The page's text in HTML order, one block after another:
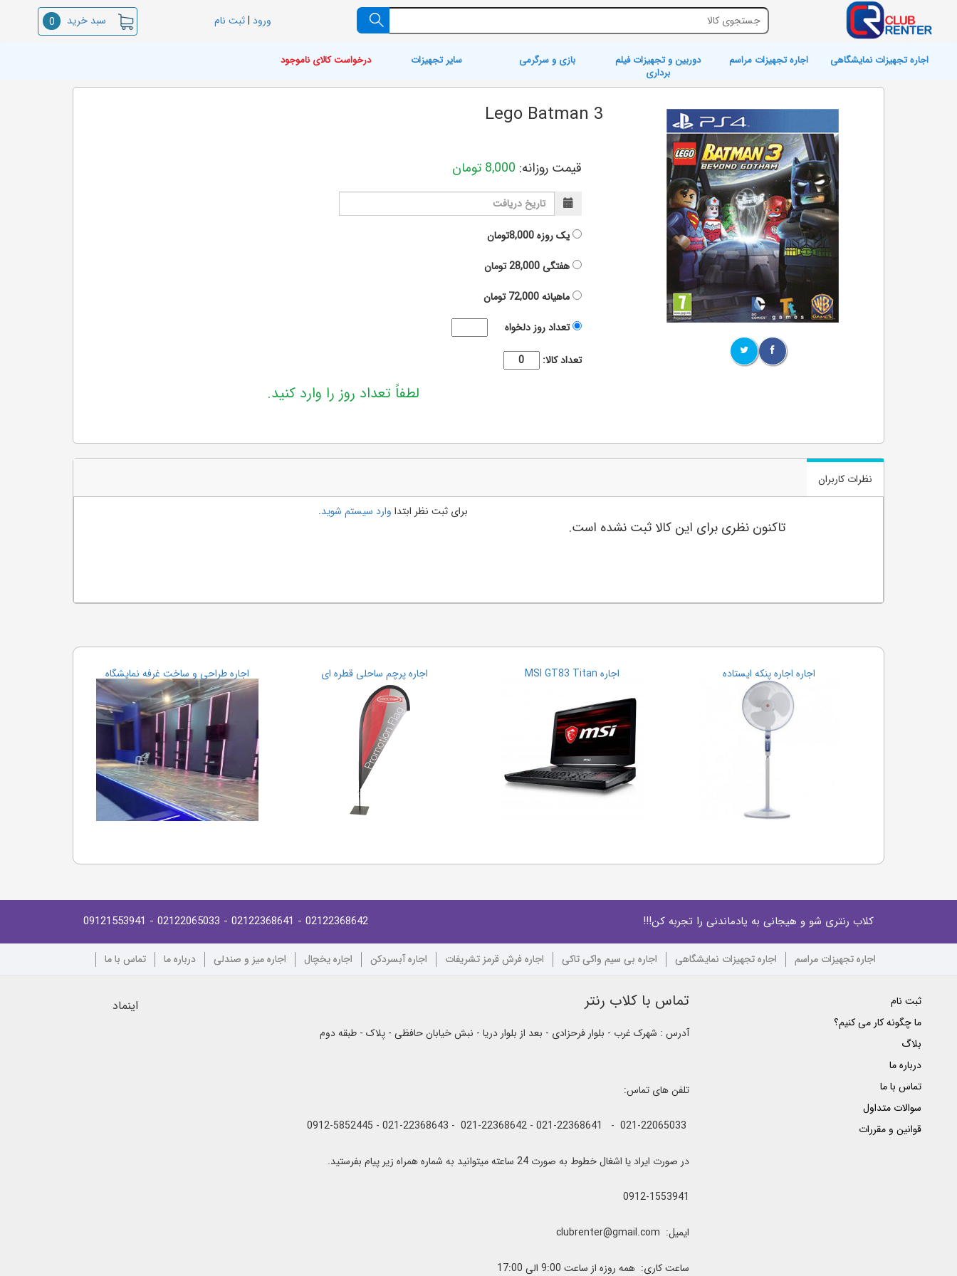
ورود |ثبت نام سبد خرید 0
اجاره تجهیزات نمایشگاهی اجاره تجهیزات مراسم
دوربین و تجهیزات فیلم
برداری
بازی و سرگرمی سایر تجهیزات درخواست کالای ناموجود
Lego Batman 3
قیمت روزانه: 8,000 تومان
یک روزه8,000تومان
هفتگی28,000تومان
ماهیانه72,000تومان
تعداد روز دلخواه
تعداد کالا:
لطفاً تعداد روز را وارد کنید.
نظرات کاربران
تاکنون نظری برای این کالا ثبت نشده است.
برای ثبت نظر ابتدا وارد سیستم شوید.
اجاره اجاره پنکه ایستاده اجاره MSI GT83 Titan اجاره پرچم ساحلی قطره ای اجاره طراحی و ساخت غرفه نمایشگاه
کلاب رنتری شو و هیجانی به یادماندنی را تجربه کن!!! 02122368642
- 02122368641
- 02122065033
- 09121553941
اجاره تجهیزات مراسم اجاره تجهیزات نمایشگاهی اجاره بی سیم واکی تاکی اجاره فرش قرمز تشریفات اجاره آبسردکن اجاره یخچال اجاره میز و صندلی درباره ما تماس با ما
ثبت نام
ما چگونه کار می کنیم؟
بلاگ
درباره ما
تماس با ما
سوالات متداول
قوانین و مقررات
تماس با کلاب رنتر
آدرس : شهرک غرب - بلوار فرحزادی - بعد از بلوار دریا - نبش خیابان حافظی - پلاک - طبقه دوم
تلفن های تماس:
در صورت ایراد یا اشغال خطوط به صورت 24 ساعته میتوانید به شماره همراه زیر پیام بفرستید.
0912-1553941
ایمیل: clubrenter@gmail.com
ساعت کاری: همه روزه از ساعت 9:00 الی 17:00
اینماد